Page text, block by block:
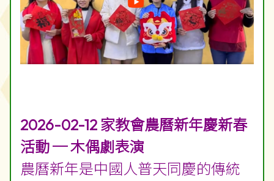
2026-02-12 家教會農曆新年慶新春
活動 ─ 木偶劇表演
農曆新年是中國人普天同慶的傳統